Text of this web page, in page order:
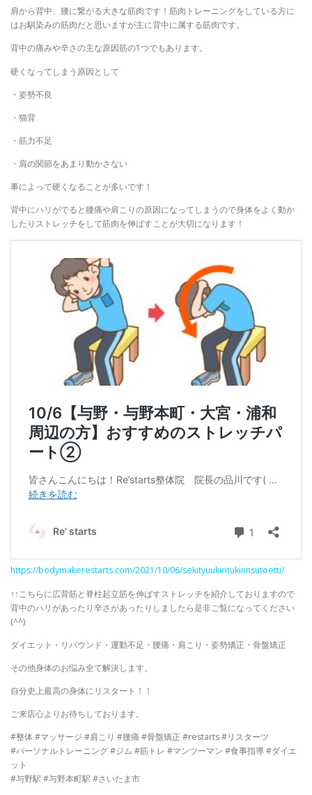
肩から背中、腰に繋がる大きな筋肉です！筋肉トレーニングをしている方に
はお馴染みの筋肉だと思いますが主に背中に属する筋肉です。
背中の痛みや辛さの主な原因筋の1つでもあります。
硬くなってしまう原因として
・姿勢不良
・猫背
・筋力不足
・肩の関節をあまり動かさない
事によって硬くなることが多いです！
背中にハリがでると腰痛や肩こりの原因になってしまうので身体をよく動か
したりストレッチをして筋肉を伸ばすことが大切になります！
https://bodymakerestarts.com/2021/10/06/sekityuukiritukinnsutoetti/
↑↑こちらに広背筋と脊柱起立筋を伸ばすストレッチを紹介しておりますので
背中のハリがあったり辛さがあったりしましたら是非ご覧になってください
(^^)
ダイエット・リバウンド・運動不足・腰痛・肩こり・姿勢矯正・骨盤矯正
その他身体のお悩み全て解決します。
自分史上最高の身体にリスタート！！
ご来店心よりお待ちしております。
#整体 #マッサージ #肩こり #腰痛 #骨盤矯正 #restarts #リスターツ
#パーソナルトレーニング #ジム #筋トレ #マンツーマン #食事指導 #ダイエ
ット
#与野駅 #与野本町駅 #さいたま市